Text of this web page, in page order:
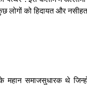
को हिदायत और नसीहत
महान समाजसुधारक थे